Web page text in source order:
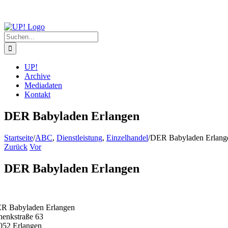
springen
Suche
nach:
UP!
Archive
Mediadaten
Kontakt
DER Babyladen Erlangen
Startseite/ABC, Dienstleistung, Einzelhandel/DER Babyladen
Zurück Vor
DER Babyladen Erlangen
Babyladen Erlangen
63
Erlangen